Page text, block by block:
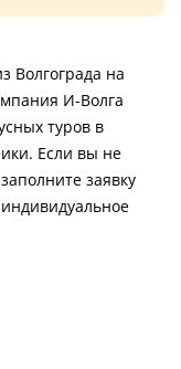
Волгограда на
И-Волга
туров в
Если вы не
заявку